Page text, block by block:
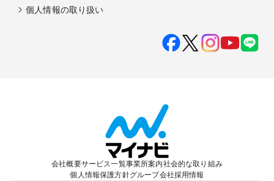
個人情報の取り扱い
会社概要サービス一覧事業所案内社会的な取り組み
個人情報保護方針グループ会社採用情報